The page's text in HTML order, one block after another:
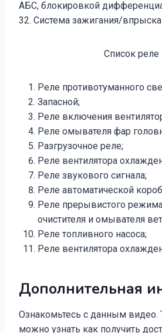
АБС, блокировкой
32. Система зажигания/
Список реле
Реле противотуманного
Запасной;
Реле включения
Реле омывателя фар
Разгрузочное реле;
Реле вентилятора
Реле звукового сигнала;
Реле автоматической
Реле прерывистого
очистителя и омывателя
Реле топливного насоса;
Реле вентилятора
Дополнительная
Ознакомьтесь с данным видео.
можно узнать как получить